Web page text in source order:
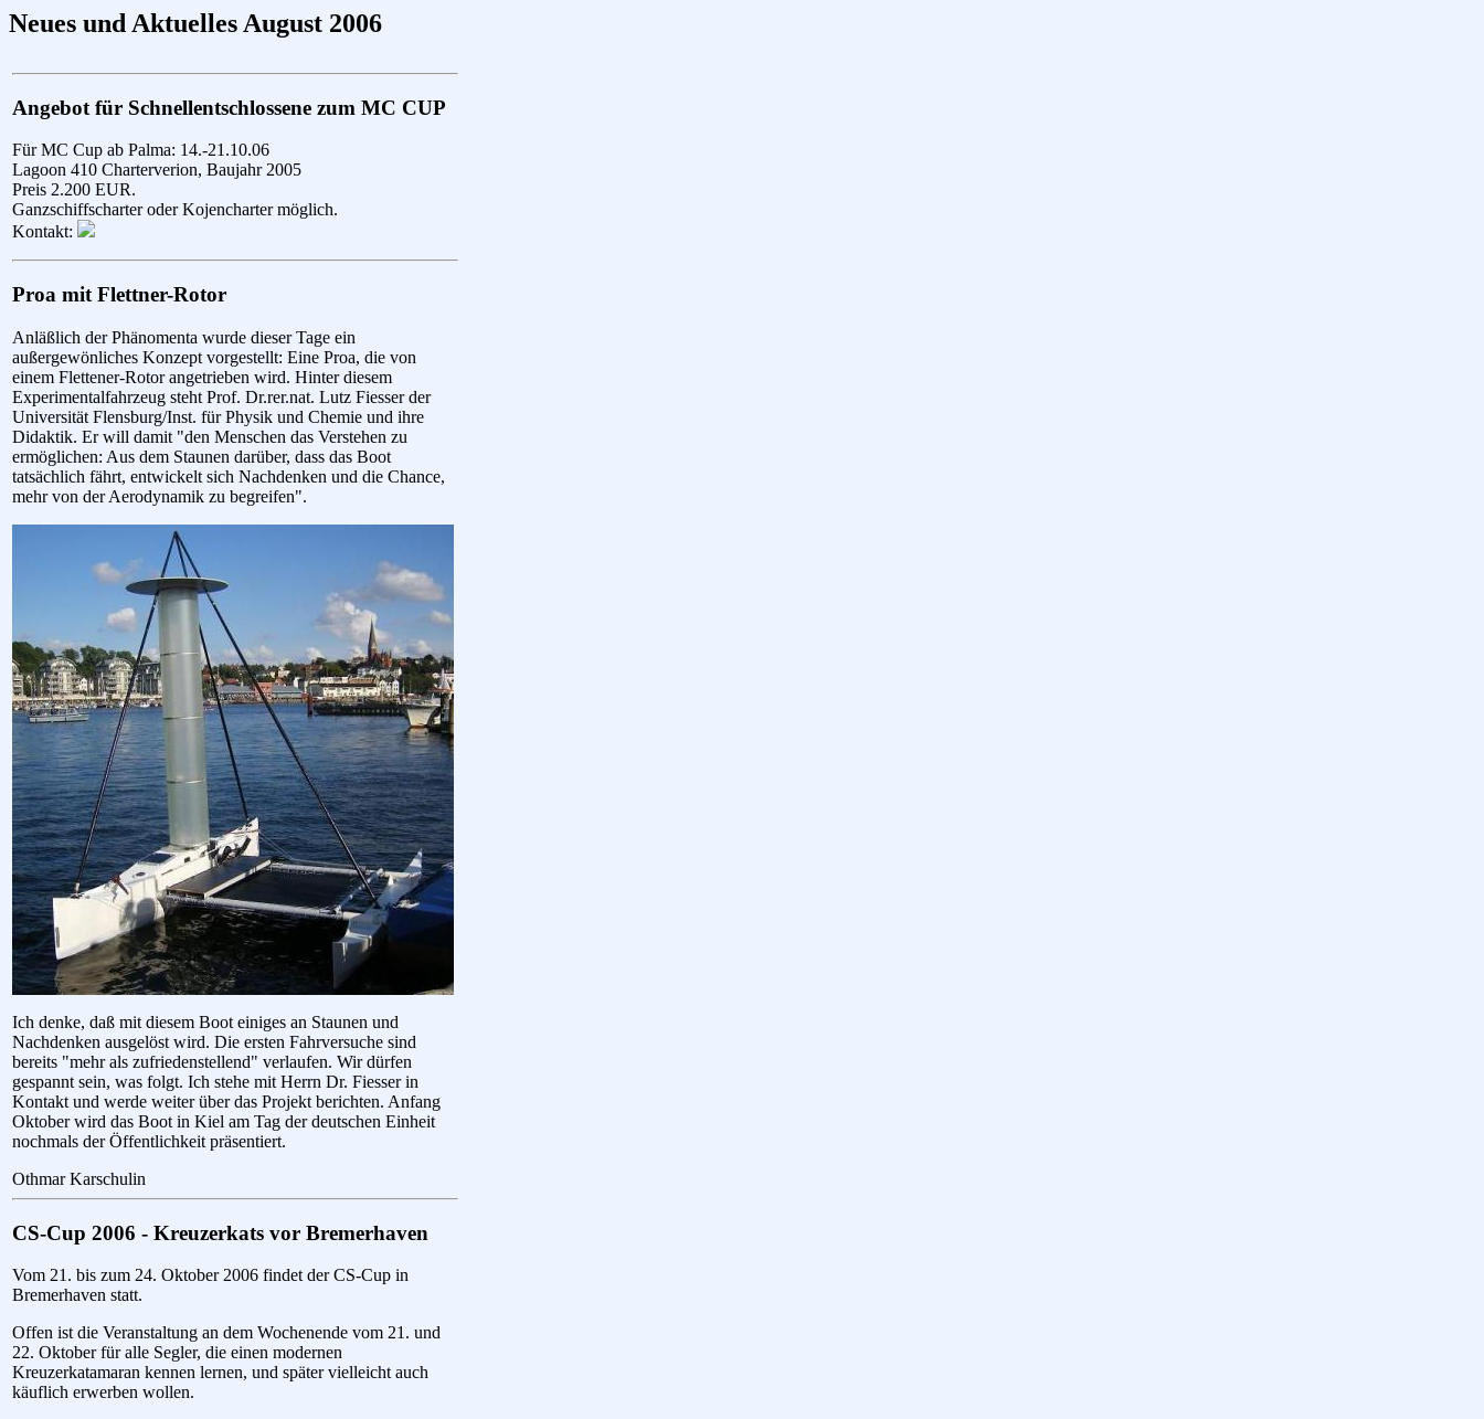
Neues und Aktuelles August 2006
Angebot für Schnellentschlossene zum MC CUP
Für MC Cup ab Palma: 14.-21.10.06
Lagoon 410 Charterverion, Baujahr 2005
Preis 2.200 EUR.
Ganzschiffscharter oder Kojencharter möglich.
Kontakt:
Proa mit Flettner-Rotor
Anläßlich der Phänomenta wurde dieser Tage ein
außergewönliches Konzept vorgestellt: Eine Proa, die von
einem Flettener-Rotor angetrieben wird. Hinter diesem
Experimentalfahrzeug steht Prof. Dr.rer.nat. Lutz Fiesser der
Universität Flensburg/Inst. für Physik und Chemie und ihre
Didaktik. Er will damit "den Menschen das Verstehen zu
ermöglichen: Aus dem Staunen darüber, dass das Boot
tatsächlich fährt, entwickelt sich Nachdenken und die Chance,
mehr von der Aerodynamik zu begreifen".
Ich denke, daß mit diesem Boot einiges an Staunen und
Nachdenken ausgelöst wird. Die ersten Fahrversuche sind
bereits "mehr als zufriedenstellend" verlaufen. Wir dürfen
gespannt sein, was folgt. Ich stehe mit Herrn Dr. Fiesser in
Kontakt und werde weiter über das Projekt berichten. Anfang
Oktober wird das Boot in Kiel am Tag der deutschen Einheit
nochmals der Öffentlichkeit präsentiert.
Othmar Karschulin
CS-Cup 2006 - Kreuzerkats vor Bremerhaven
Vom 21. bis zum 24. Oktober 2006 findet der CS-Cup in
Bremerhaven statt.
Offen ist die Veranstaltung an dem Wochenende vom 21. und
22. Oktober für alle Segler, die einen modernen
Kreuzerkatamaran kennen lernen, und später vielleicht auch
käuflich erwerben wollen.